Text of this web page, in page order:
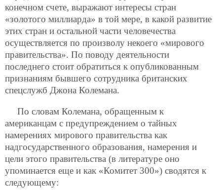
конечном счете, выражают интересы стран
«золотого миллиарда» в той мере, в какой развитие
этих стран и остальной части человечества
осуществляется по произволу некоего «мирового
правительства». По поводу деятельности
последнего стоит обратиться к опубликованным
признаниям бывшего сотрудника британских
спецслужб Джона Колемана.
По словам Колемана, обращенным к
американцам с предупреждением о тайных
намерениях мирового правительства как
надгосударственного образования, намерения и
цели этого правительства (в литературе оно
упоминается еще и как «Комитет 300») сводятся к
следующему: